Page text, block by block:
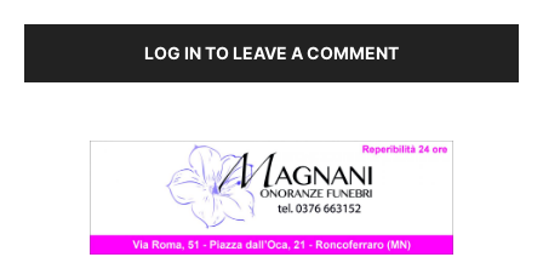
LOG IN TO LEAVE A COMMENT